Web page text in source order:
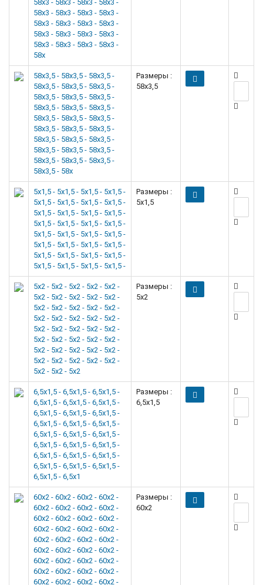
58x3 - 58x3 - 58x3 - 58x3 -
58x3 - 58x3 - 58x3 - 58x3 -
58x3 - 58x3 - 58x3 - 58x3 -
58x3 - 58x3 - 58x3 - 58x3 -
58x3 - 58x3 - 58x3 - 58x3 -
58x
58x3,5 - 58x3,5 - 58x3,5 -
58x3,5 - 58x3,5 - 58x3,5 -
58x3,5 - 58x3,5 - 58x3,5 -
58x3,5 - 58x3,5 - 58x3,5 -
58x3,5 - 58x3,5 - 58x3,5 -
58x3,5 - 58x3,5 - 58x3,5 -
58x3,5 - 58x3,5 - 58x3,5 -
58x3,5 - 58x3,5 - 58x3,5 -
58x3,5 - 58x3,5 - 58x3,5 -
58x3,5 - 58x
Размеры :
58x3,5
5x1,5 - 5x1,5 - 5x1,5 - 5x1,5 -
5x1,5 - 5x1,5 - 5x1,5 - 5x1,5 -
5x1,5 - 5x1,5 - 5x1,5 - 5x1,5 -
5x1,5 - 5x1,5 - 5x1,5 - 5x1,5 -
5x1,5 - 5x1,5 - 5x1,5 - 5x1,5 -
5x1,5 - 5x1,5 - 5x1,5 - 5x1,5 -
5x1,5 - 5x1,5 - 5x1,5 - 5x1,5 -
5x1,5 - 5x1,5 - 5x1,5 - 5x1,5 -
Размеры :
5x1,5
5x2 - 5x2 - 5x2 - 5x2 - 5x2 -
5x2 - 5x2 - 5x2 - 5x2 - 5x2 -
5x2 - 5x2 - 5x2 - 5x2 - 5x2 -
5x2 - 5x2 - 5x2 - 5x2 - 5x2 -
5x2 - 5x2 - 5x2 - 5x2 - 5x2 -
5x2 - 5x2 - 5x2 - 5x2 - 5x2 -
5x2 - 5x2 - 5x2 - 5x2 - 5x2 -
5x2 - 5x2 - 5x2 - 5x2 - 5x2 -
5x2 - 5x2 - 5x2
Размеры :
5x2
6,5x1,5 - 6,5x1,5 - 6,5x1,5 -
6,5x1,5 - 6,5x1,5 - 6,5x1,5 -
6,5x1,5 - 6,5x1,5 - 6,5x1,5 -
6,5x1,5 - 6,5x1,5 - 6,5x1,5 -
6,5x1,5 - 6,5x1,5 - 6,5x1,5 -
6,5x1,5 - 6,5x1,5 - 6,5x1,5 -
6,5x1,5 - 6,5x1,5 - 6,5x1,5 -
6,5x1,5 - 6,5x1,5 - 6,5x1,5 -
6,5x1,5 - 6,5x1
Размеры :
6,5x1,5
60x2 - 60x2 - 60x2 - 60x2 -
60x2 - 60x2 - 60x2 - 60x2 -
60x2 - 60x2 - 60x2 - 60x2 -
60x2 - 60x2 - 60x2 - 60x2 -
60x2 - 60x2 - 60x2 - 60x2 -
60x2 - 60x2 - 60x2 - 60x2 -
60x2 - 60x2 - 60x2 - 60x2 -
60x2 - 60x2 - 60x2 - 60x2 -
60x2 - 60x2 - 60x2 - 60x2 -
Размеры :
60x2